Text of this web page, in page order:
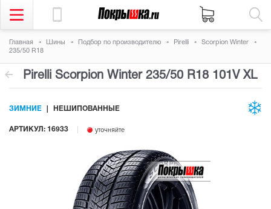
Главная Шины Подбор по производителю Pirelli
Scorpion Winter
235/50 R18
Pirelli Scorpion Winter 235/50 R18 101V XL
АРТИКУЛ: 16933 уточняйте
ЗИМНИЕ НЕШИПОВАННЫЕ